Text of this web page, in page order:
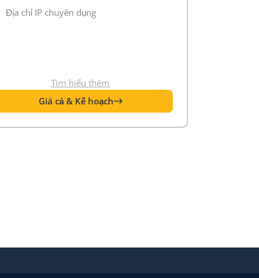
Địa chỉ IP chuyên dụng
Tìm hiểu thêm
Giá cả & Kế hoạch